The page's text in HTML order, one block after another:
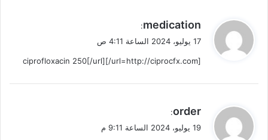
ي
ق
ل
medication
:
17 يوليو، 2024 الساعة 4:11 ص
[url=http://ciprocfx.com/]ciprofloxacin 250[/url]
ي
ق
order
:
19 يوليو، 2024 الساعة 9:11 م